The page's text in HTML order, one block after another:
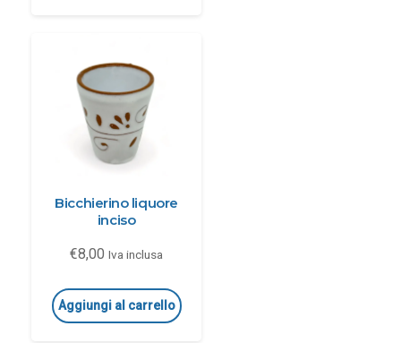
Bicchierino liquore
inciso
€8,00 Iva inclusa
Aggiungi al carrello